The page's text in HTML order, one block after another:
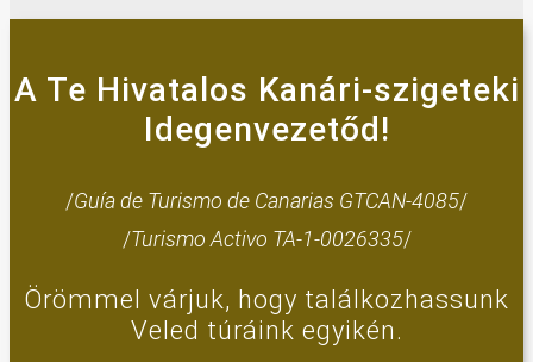
A Te Hivatalos Kanári-szigeteki
Idegenvezetőd!
/Guía de Turismo de Canarias GTCAN-4085/
/Turismo Activo TA-1-0026335/
Örömmel várjuk, hogy találkozhassunk
Veled túráink egyikén.